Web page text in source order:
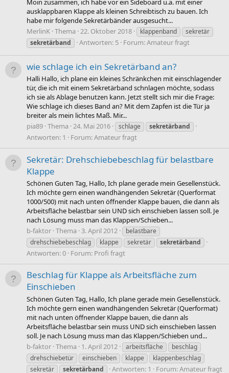
Moin zusammen, ich habe vor ein Sideboard u.a. mit einer
ausklappbaren Klappe als kleinen Schreibtisch zu bauen. Ich
habe mir folgende Sekretärbänder ausgesucht...
MerlinK Thema 22. Oktober 2018 klappenband
sekretär
sekretärband
Antworten: 5 Forum:Amateur fragt
wie schlage ich ein Sekretärband an?
Halli Hallo, ich plane ein kleines Schränkchen mit einschlagender
tür, die ich mit einem Sekretärband schnlagen möchte, sodass
ich sie als Ablage benutzen kann. Jetzt stellt sich mir die Frage:
Wie schlage ich dieses Band an? Mit dem Zapfen ist die Tür ja
breiter als mein lichtes Maß. Mir...
pia89 Thema 24. Mai 2016 schlage sekretärband
Antworten: 1 Forum:Amateur fragt
Sekretär: Drehschiebebeschlag für belastbare
Klappe
Schönen Guten Tag, Hallo, Ich plane gerade mein Gesellenstück.
Ich möchte gern einen wandhängenden Sekretär (Querformat
1000/500) mit nach unten öffnender Klappe bauen, die dann als
Arbeitsfläche belastbar sein UND sich einschieben lassen soll. Je
nach Lösung muss man das Klappen/Schieben...
b-faktor Thema 3. April 2012
belastbare
drehschiebebeschlag
klappe sekretär sekretärband
Antworten: 0 Forum: Profi fragt
Beschlag für Klappe als Arbeitsfläche zum
Einschieben
Schönen Guten Tag, Hallo, Ich plane gerade mein Gesellenstück.
Ich möchte gern einen wandhängenden Sekretär (Querformat)
mit nach unten öffnender Klappe bauen, die dann als
Arbeitsfläche belastbar sein muss UND sich einschieben lassen
soll. Je nach Lösung muss man das Klappen/Schieben und...
b-faktor Thema 1. April 2012 arbeitsfläche
beschlag
drehschiebetür
einschieben klappe
klappenbeschlag
sekretär
sekretärband Antworten: 1 Forum:Amateur fragt